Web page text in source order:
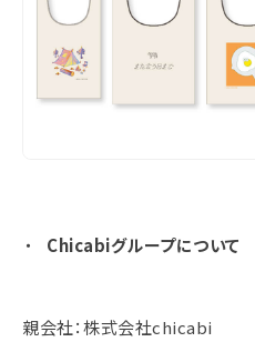
Chicabiグループについて
親会社：株式会社chicabi